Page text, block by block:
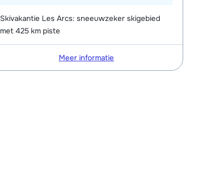
Skivakantie Les Arcs: sneeuwzeker skigebied
met 425 km piste
Meer informatie